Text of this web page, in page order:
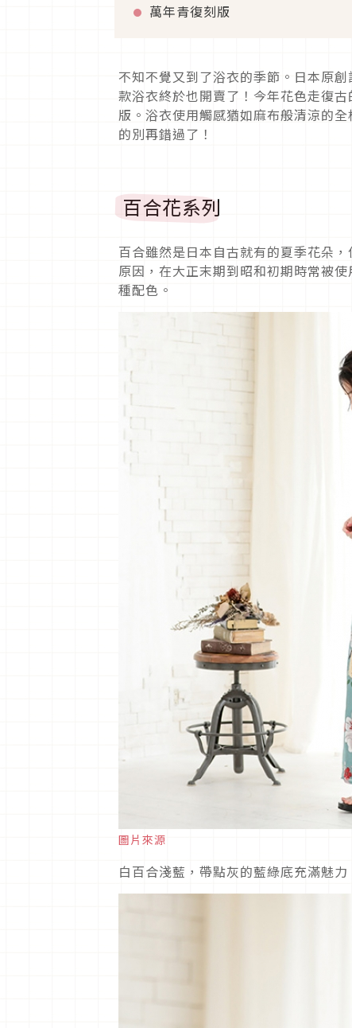
萬年青復刻版
不知不覺又到了浴衣的季節。日本原創
款浴衣終於也開賣了！今年花色走復
版。浴衣使用觸感猶如麻布般清涼的
的別再錯過了！
百合花系列
百合雖然是日本自古就有的夏季花朵
原因，在大正末期到昭和初期時常被
種配色。
圖片來源
白百合淺藍，帶點灰的藍綠底充滿魅力